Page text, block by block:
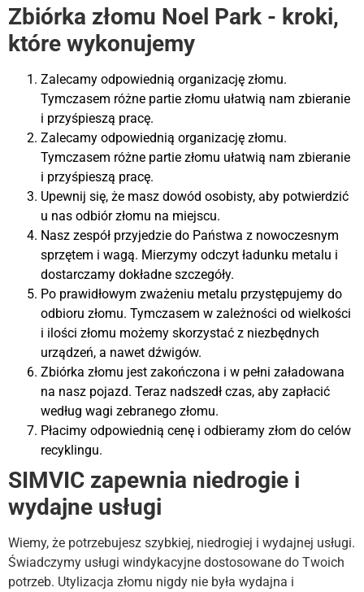
Zbiórka złomu Noel Park - kroki,
które wykonujemy
Zalecamy odpowiednią organizację złomu.
Tymczasem różne partie złomu ułatwią nam zbieranie
i przyśpieszą pracę.
Zalecamy odpowiednią organizację złomu.
Tymczasem różne partie złomu ułatwią nam zbieranie
i przyśpieszą pracę.
Upewnij się, że masz dowód osobisty, aby potwierdzić
u nas odbiór złomu na miejscu.
Nasz zespół przyjedzie do Państwa z nowoczesnym
sprzętem i wagą. Mierzymy odczyt ładunku metalu i
dostarczamy dokładne szczegóły.
Po prawidłowym zważeniu metalu przystępujemy do
odbioru złomu. Tymczasem w zależności od wielkości
i ilości złomu możemy skorzystać z niezbędnych
urządzeń, a nawet dźwigów.
Zbiórka złomu jest zakończona i w pełni załadowana
na nasz pojazd. Teraz nadszedł czas, aby zapłacić
według wagi zebranego złomu.
Płacimy odpowiednią cenę i odbieramy złom do celów
recyklingu.
SIMVIC zapewnia niedrogie i
wydajne usługi
Wiemy, że potrzebujesz szybkiej, niedrogiej i wydajnej usługi.
Świadczymy usługi windykacyjne dostosowane do Twoich
potrzeb. Utylizacja złomu nigdy nie była wydajna i